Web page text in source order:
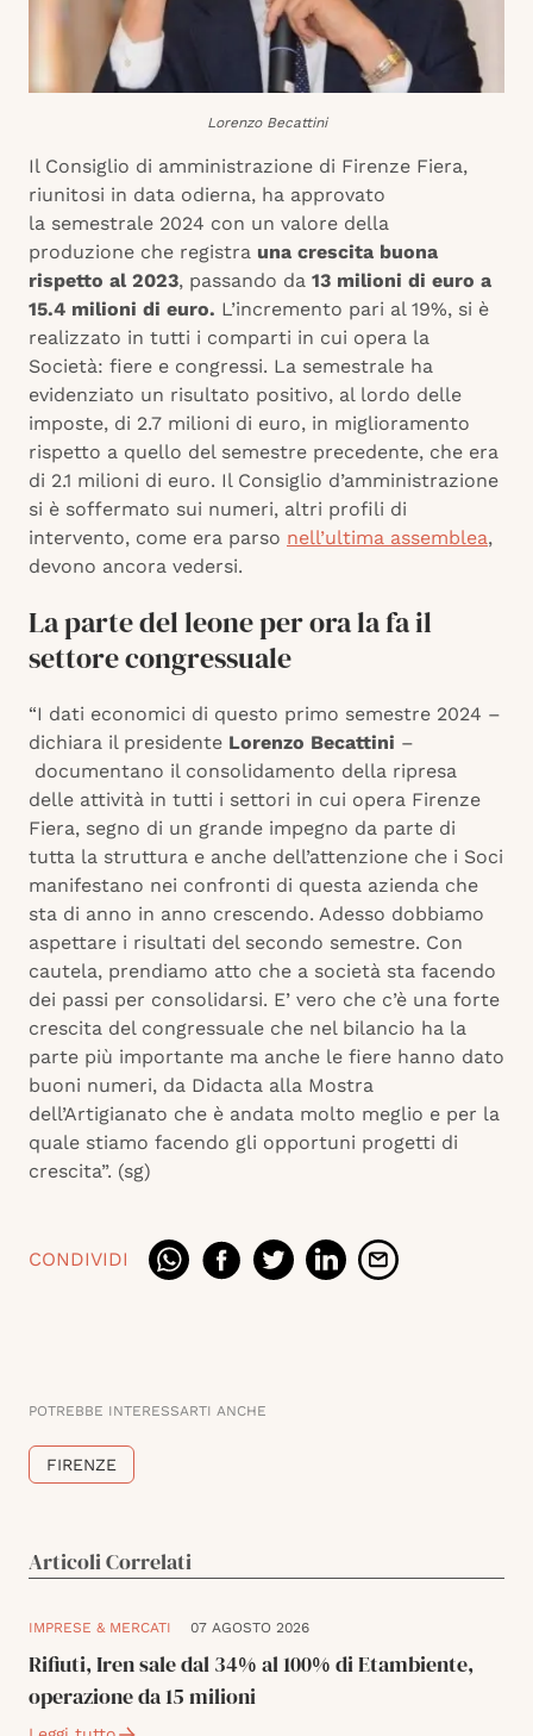
Lorenzo Becattini
Il Consiglio di amministrazione di Firenze Fiera,
riunitosi in data odierna, ha approvato
la semestrale 2024 con un valore della
produzione che registra una crescita buona
rispetto al 2023, passando da 13 milioni di euro a
15.4 milioni di euro. L’incremento pari al 19%, si è
realizzato in tutti i comparti in cui opera la
Società: fiere e congressi. La semestrale ha
evidenziato un risultato positivo, al lordo delle
imposte, di 2.7 milioni di euro, in miglioramento
rispetto a quello del semestre precedente, che era
di 2.1 milioni di euro. Il Consiglio d’amministrazione
si è soffermato sui numeri, altri profili di
intervento, come era parso nell’ultima assemblea,
devono ancora vedersi.
La parte del leone per ora la fa il
settore congressuale
“I dati economici di questo primo semestre 2024 –
dichiara il presidente Lorenzo Becattini –
documentano il consolidamento della ripresa
delle attività in tutti i settori in cui opera Firenze
Fiera, segno di un grande impegno da parte di
tutta la struttura e anche dell’attenzione che i Soci
manifestano nei confronti di questa azienda che
sta di anno in anno crescendo. Adesso dobbiamo
aspettare i risultati del secondo semestre. Con
cautela, prendiamo atto che a società sta facendo
dei passi per consolidarsi. E’ vero che c’è una forte
crescita del congressuale che nel bilancio ha la
parte più importante ma anche le fiere hanno dato
buoni numeri, da Didacta alla Mostra
dell’Artigianato che è andata molto meglio e per la
quale stiamo facendo gli opportuni progetti di
crescita”. (sg)
CONDIVIDI
POTREBBE INTERESSARTI ANCHE
FIRENZE
Articoli Correlati
IMPRESE & MERCATI 07 AGOSTO 2026
Rifiuti, Iren sale dal 34% al 100% di Etambiente,
operazione da 15 milioni